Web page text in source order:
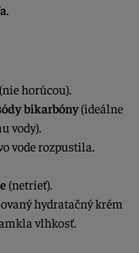
(nie horúcou).
bikarbóny(ideálne
vody).
vode rozpustila.
(netrieť).
hydratačný krém
vlhkosť.